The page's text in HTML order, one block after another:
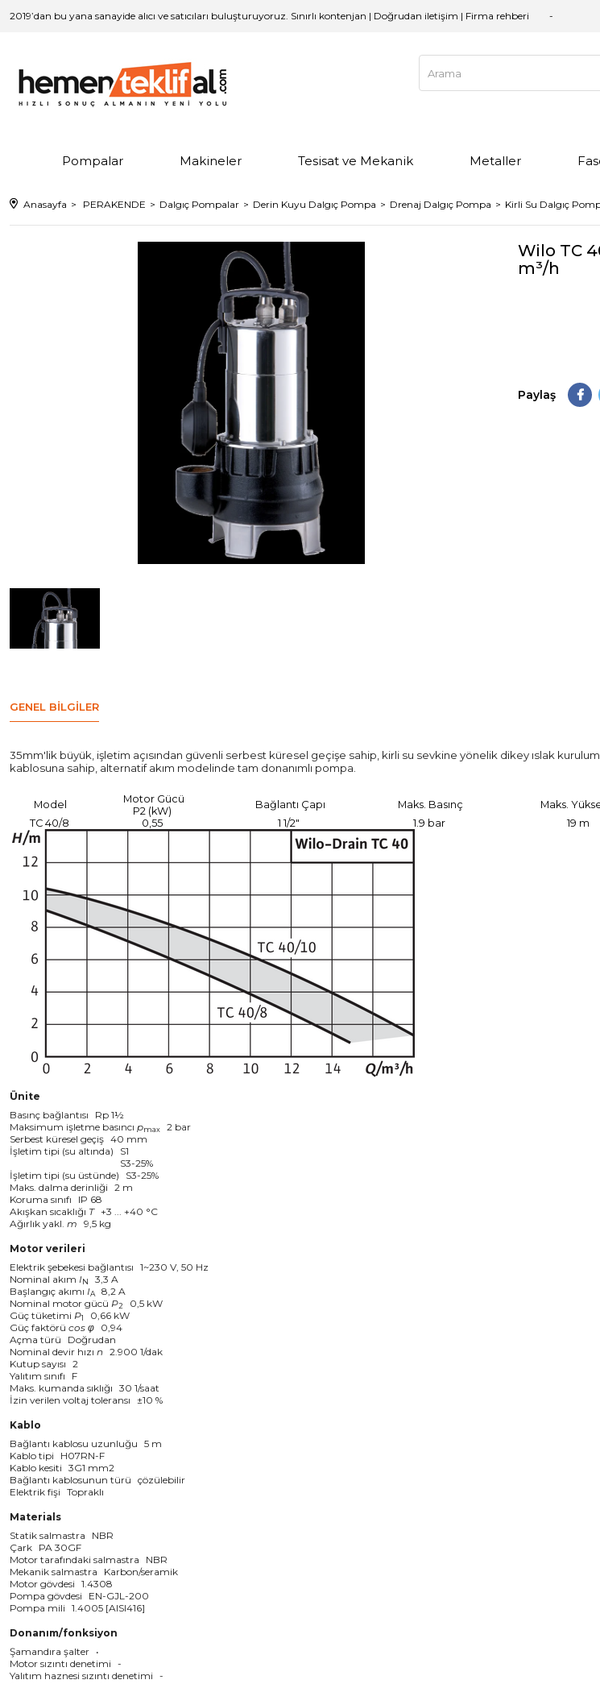
2019’dan bu yana sanayide alıcı ve satıcıları buluşturuyoruz. Sınırlı kontenjan | Doğrudan iletişim | Firma rehberi
Pompalar Makineler Tesisat ve Mekanik Metaller
Anasayfa PERAKENDE Dalgıç Pompalar Derin Kuyu Dalgıç Pompa Drenaj Dalgıç Pompa Kirli Su Dalgıç
Wilo TC
m³/h
Paylaş
GENEL BILGILER
35mm'lik büyük, işletim açısından güvenli serbest küresel geçişe sahip, kirli su sevkine yönelik dikey ıslak
kablosuna sahip, alternatif akım modelinde tam donanımlı pompa.
Model
Motor Gücü
P2 (kW)
Bağlantı Çapı Maks. Basınç Maks.
TC 40/8
0,55 1 1/2" 1.9 bar 19 m
Ünite
Basınç bağlantısı
Rp 1½
Maksimum işletme basıncı pmax
2 bar
Serbest küresel geçiş 40 mm
İşletim tipi (su altında)
S1
S3-25%
İşletim tipi (su üstünde)
S3-25%
Maks. dalma derinliği 2 m
Koruma sınıfı
IP 68
Akışkan sıcaklığı T +3 ... +40 °C
Ağırlık yakl. m 9,5 kg
Motor verileri
Elektrik şebekesi bağlantısı 1~230 V, 50 Hz
Nominal akım IN
3,3 A
Başlangıç akımı IA
8,2 A
Nominal motor gücü P2
0,5 kW
Güç tüketimi P1
0,66 kW
Güç faktörü cos φ 0,94
Açma türü
Doğrudan
Nominal devir hızı n 2.900 1/dak
Kutup sayısı 2
Yalıtım sınıfı
F
Maks. kumanda sıklığı 30 1/saat
İzin verilen voltaj toleransı ±10 %
Kablo
Bağlantı kablosu uzunluğu 5 m
Kablo tipi
H07RN-F
Kablo kesiti 3G1 mm2
Bağlantı kablosunun türü çözülebilir
Elektrik fişi Topraklı
Materials
Statik salmastra
NBR
Çark PA 30GF
Motor tarafındaki salmastra
NBR
Mekanik salmastra
Karbon/seramik
Motor gövdesi 1.4308
Pompa gövdesi
EN-GJL-200
Pompa mili 1.4005 [AISI416]
Donanım/fonksiyon
Şamandıra şalter •
Motor sızıntı denetimi -
Yalıtım haznesi sızıntı denetimi -